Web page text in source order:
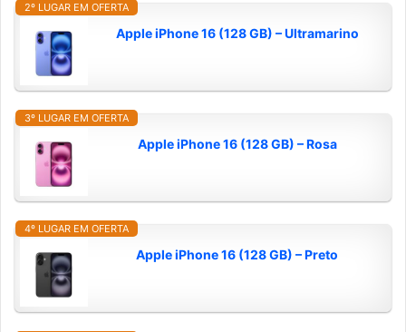
2º LUGAR EM OFERTA
Apple iPhone 16 (128 GB) – Ultramarino
3º LUGAR EM OFERTA
Apple iPhone 16 (128 GB) – Rosa
4º LUGAR EM OFERTA
Apple iPhone 16 (128 GB) – Preto